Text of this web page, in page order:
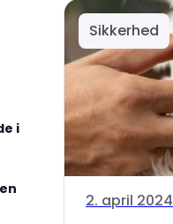
i
Sikkerhed
2. april 2024